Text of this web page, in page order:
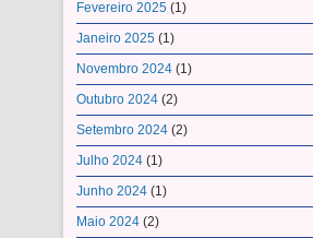
Fevereiro 2025 (1)
Janeiro 2025 (1)
Novembro 2024 (1)
Outubro 2024 (2)
Setembro 2024 (2)
Julho 2024 (1)
Junho 2024 (1)
Maio 2024 (2)